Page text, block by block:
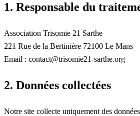
1. Responsable du
Association Trisomie 21 Sarthe
221 Rue de la Bertinière 72100 Le Mans
Email : contact@trisomie21-sarthe.org
2. Données collectées
Notre site collecte uniquement des